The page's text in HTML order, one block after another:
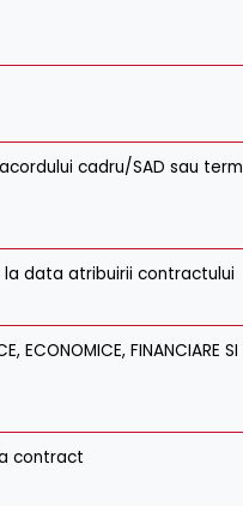
cadru/SAD sau
data atribuirii contractului
ECONOMICE, FINANCIARE SI
contract